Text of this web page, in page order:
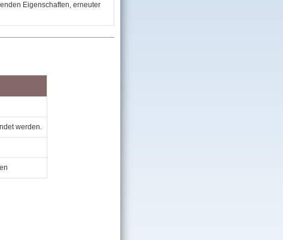
Eigenschaften, erneuter
werden.